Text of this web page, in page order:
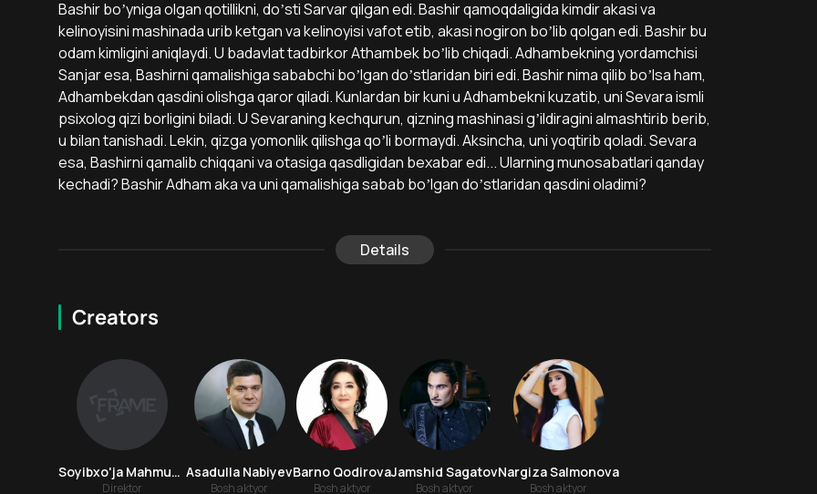
Bashir boʼyniga olgan qotillikni, doʼsti Sarvar qilgan edi. Bashir qamoqdaligida kimdir akasi va
kelinoyisini mashinada urib ketgan va kelinoyisi vafot etib, akasi nogiron boʼlib qolgan edi. Bashir bu
odam kimligini aniqlaydi. U badavlat tadbirkor Аthambek boʼlib chiqadi. Аdhambekning yordamchisi
Sanjar esa, Bashirni qamalishiga sababchi boʼlgan doʼstlaridan biri edi. Bashir nima qilib boʼlsa ham,
Аdhambekdan qasdini olishga qaror qiladi. Kunlardan bir kuni u Аdhambekni kuzatib, uni Sevara ismli
psixolog qizi borligini biladi. U Sevaraning kechqurun, qizning mashinasi gʼildiragini almashtirib berib,
u bilan tanishadi. Lekin, qizga yomonlik qilishga qoʼli bormaydi. Аksincha, uni yoqtirib qoladi. Sevara
esa, Bashirni qamalib chiqqani va otasiga qasdligidan bexabar edi... Ularning munosabatlari qanday
kechadi? Bashir Аdham aka va uni qamalishiga sabab boʼlgan doʼstlaridan qasdini oladimi?
Details
Creators
Soyibxo'ja Mahmudov
Direktor
Asadulla Nabiyev
Bosh aktyor
Barno Qodirova
Bosh aktyor
Jamshid Sagatov
Bosh aktyor
Nargiza Salmonova
Bosh aktyor